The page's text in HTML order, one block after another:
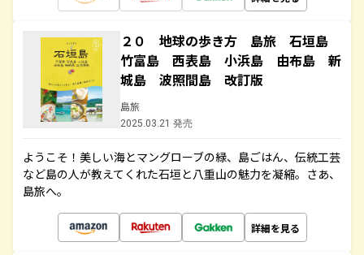
２０ 地球の歩き方 島旅 石垣島
竹富島 西表島 小浜島 由布島 新
城島 波照間島 改訂版
島旅
2025.03.21 発売
ようこそ！美しい海とマングローブの緑、島ごはん、伝統工芸
など島の人が教えてくれた石垣と八重山の魅力を凝縮。さあ、
島旅へ。
詳細を見る